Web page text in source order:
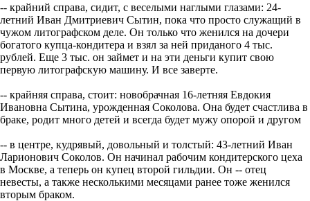
-- крайний справа, сидит, с веселыми наглыми глазами: 24-
летний Иван Дмитриевич Сытин, пока что просто служащий в
чужом литографском деле. Он только что женился на дочери
богатого купца-кондитера и взял за ней приданого 4 тыс.
рублей. Еще 3 тыс. он займет и на эти деньги купит свою
первую литографскую машину. И все заверте.
-- крайняя справа, стоит: новобрачная 16-летняя Евдокия
Ивановна Сытина, урожденная Соколова. Она будет счастлива в
браке, родит много детей и всегда будет мужу опорой и другом
-- в центре, кудрявый, довольный и толстый: 43-летний Иван
Ларионович Соколов. Он начинал рабочим кондитерского цеха
в Москве, а теперь он купец второй гильдии. Он -- отец
невесты, а также несколькими месяцами ранее тоже женился
вторым браком.